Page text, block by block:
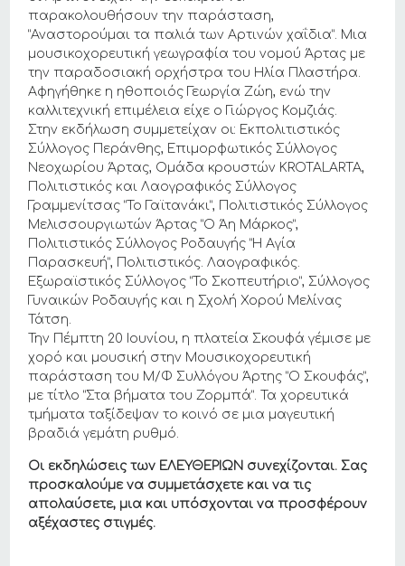
παρακολουθήσουν την παράσταση,
“Αναστορούμαι τα παλιά των Αρτινών χαΐδια”. Μια
μουσικοχορευτική γεωγραφία του νομού Άρτας με
την παραδοσιακή ορχήστρα του Ηλία Πλαστήρα.
Αφηγήθηκε η ηθοποιός Γεωργία Ζώη, ενώ την
καλλιτεχνική επιμέλεια είχε ο Γιώργος Κομζιάς.
Στην εκδήλωση συμμετείχαν οι: Εκπολιτιστικός
Σύλλογος Περάνθης, Επιμορφωτικός Σύλλογος
Νεοχωρίου Άρτας, Ομάδα κρουστών KROTALARTA,
Πολιτιστικός και Λαογραφικός Σύλλογος
Γραμμενίτσας “Το Γαϊτανάκι”, Πολιτιστικός Σύλλογος
Μελισσουργιωτών Άρτας “Ο Άη Μάρκος”,
Πολιτιστικός Σύλλογος Ροδαυγής “Η Αγία
Παρασκευή”, Πολιτιστικός. Λαογραφικός.
Εξωραϊστικός Σύλλογος “Το Σκοπευτήριο”, Σύλλογος
Γυναικών Ροδαυγής και η Σχολή Χορού Μελίνας
Τάτση.
Την Πέμπτη 20 Ιουνίου, η πλατεία Σκουφά γέμισε με
χορό και μουσική στην Μουσικοχορευτική
παράσταση του Μ/Φ Συλλόγου Άρτης “Ο Σκουφάς”,
με τίτλο “Στα βήματα του Ζορμπά”. Τα χορευτικά
τμήματα ταξίδεψαν το κοινό σε μια μαγευτική
βραδιά γεμάτη ρυθμό.
Οι εκδηλώσεις των ΕΛΕΥΘΕΡΙΩΝ συνεχίζονται. Σας
προσκαλούμε να συμμετάσχετε και να τις
απολαύσετε, μια και υπόσχονται να προσφέρουν
αξέχαστες στιγμές.